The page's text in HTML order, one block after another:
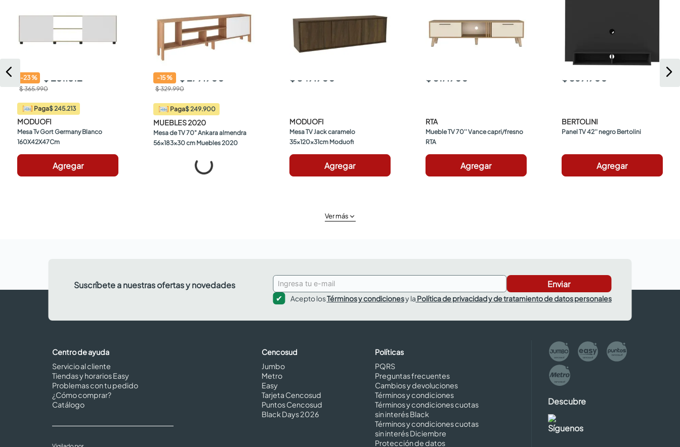
-23% $ 281.812
$ 365.990
Paga$ 245.213
MODUOFI
Mesa Tv Gort Germany Blanco
160X42X47Cm
Agregar
-15% $ 279.900
$ 329.990
Paga$ 249.900
MUEBLES 2020
Mesa de TV 70" Ankara almendra
56x183x30 cm Muebles 2020
$ 349.900
MODUOFI
Mesa TV Jack caramelo
35x120x31cm Moduofi
Agregar
$ 517.900
RTA
Mueble TV 70'' Vance capri/fresno
RTA
Agregar
$ 369.900
BERTOLINI
Panel TV 42'' negro Bertolini
Agregar
Ver más
Suscríbete a nuestras ofertas y novedades Enviar
Acepto losTérminos y condicionesy la Política de privacidad y de tratamiento de datos personales
Centro de ayuda
Servicio al cliente
Tiendas y horarios Easy
Problemas con tu pedido
¿Cómo comprar?
Catálogo
Cencosud
Jumbo
Metro
Easy
Tarjeta Cencosud
Puntos Cencosud
Black Days 2026
Políticas
PQRS
Preguntas frecuentes
Cambios y devoluciones
Términos y condiciones
Términos y condiciones cuotas
sin interés Black
Términos y condiciones cuotas
sin interés Diciembre
Protección de datos
Descubre
Síguenos